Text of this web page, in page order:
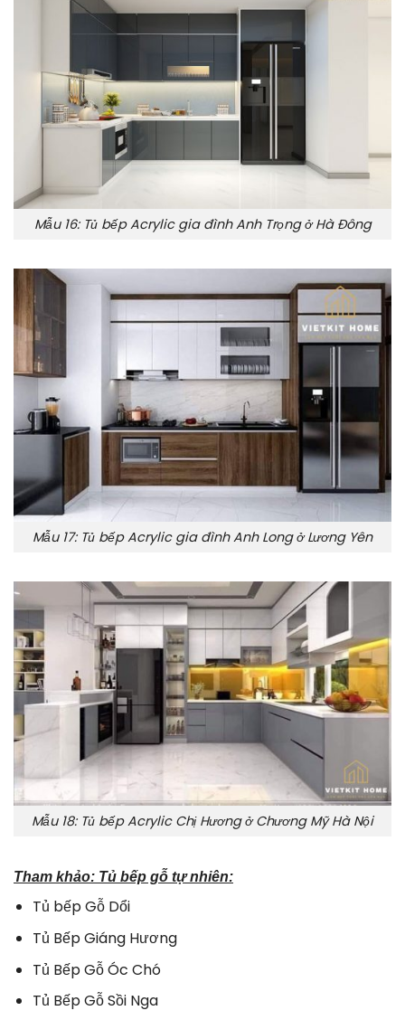
Mẫu 16: Tủ bếp Acrylic gia đình Anh Trọng ở Hà Đông
Mẫu 17: Tủ bếp Acrylic gia đình Anh Long ở Lương Yên
Mẫu 18: Tủ bếp Acrylic Chị Hương ở Chương Mỹ Hà Nội
Tham khảo: Tủ bếp gỗ tự nhiên:
Tủ bếp Gỗ Dổi
Tủ Bếp Giáng Hương
Tủ Bếp Gỗ Óc Chó
Tủ Bếp Gỗ Sồi Nga